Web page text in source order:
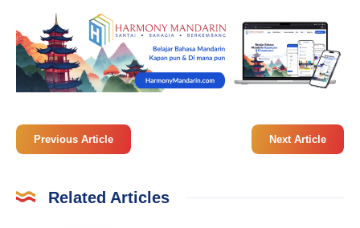
Previous Article Next Article
Related Articles